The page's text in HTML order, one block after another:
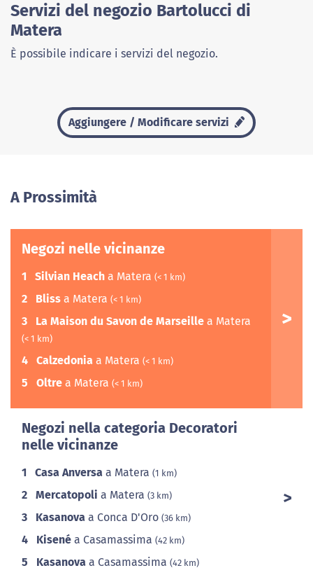
Servizi del negozio Bartolucci di
Matera
È possibile indicare i servizi del negozio.
Aggiungere / Modificare servizi
A Prossimità
Negozi nelle vicinanze
1 Silvian Heach a Matera (< 1 km)
2 Bliss a Matera (< 1 km)
3 La Maison du Savon de Marseille a Matera
(< 1 km)
4 Calzedonia a Matera (< 1 km)
5 Oltre a Matera (< 1 km)
Negozi nella categoria Decoratori
nelle vicinanze
1 Casa Anversa a Matera (1 km)
2 Mercatopoli a Matera (3 km)
3 Kasanova a Conca D'Oro (36 km)
4 Kisené a Casamassima (42 km)
5 Kasanova a Casamassima (42 km)